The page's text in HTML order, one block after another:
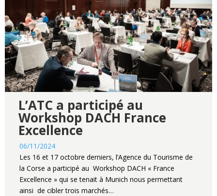
L’ATC a participé au
Workshop DACH France
Excellence
06/11/2024
Les 16 et 17 octobre derniers, l’Agence du Tourisme de
la Corse a participé au Workshop DACH « France
Excellence » qui se tenait à Munich nous permettant
ainsi de cibler trois marchés…